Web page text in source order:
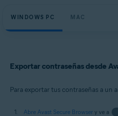
WINDOWS PC MAC
Exportar contraseñas desde
Para exportar tus contraseñas a un
Abre Avast Secure Browser y ve a